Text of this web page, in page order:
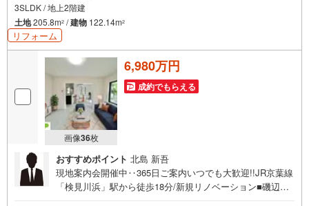
3SLDK / 地上2階建
土地205.8m2 /建物 122.14m2
リフォーム
画像36枚
6,980万円
成約でもらえる
おすすめポイント 北島 新吾
現地案内会開催中‥365日ご案内いつでも大歓迎!!JR京葉線
「検見川浜」駅から徒歩18分/新規リノベーション■磯辺小